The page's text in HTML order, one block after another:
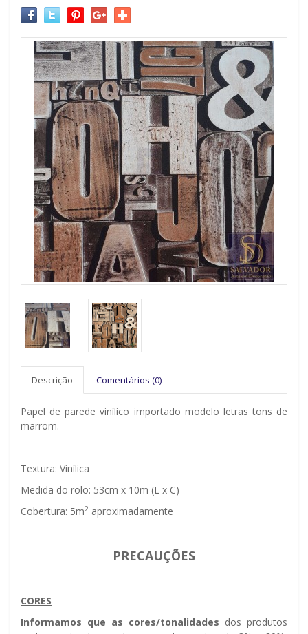
Descrição Comentários (0)
Papel de parede vinílico importado modelo letras tons de
marrom.
Textura: Vinílica
Medida do rolo: 53cm x 10m (L x C)
Cobertura: 5m2 aproximadamente
PRECAUÇÕES
CORES
Informamos que as cores/tonalidades dos produtos